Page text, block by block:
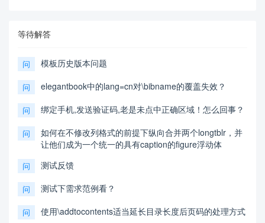
等待解答
问 模板历史版本问题
问 elegantbook中的lang=cn对\bibname的覆盖失效？
问 绑定手机,发送验证码,老是未点中正确区域！怎么回事？
问
如何在不修改列格式的前提下纵向合并两个longtblr，并
让他们成为一个统一的具有caption的figure浮动体
问 测试反馈
问 测试下需求范例看？
问 使用\addtocontents适当延长目录长度后页码的处理方式